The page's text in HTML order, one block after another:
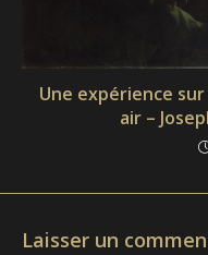
Une expérience
air –
Laisser un